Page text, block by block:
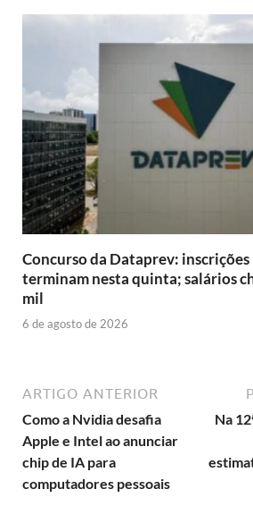
Concurso da Dataprev: inscrições
terminam nesta quinta; salários
mil
6 de agosto de 2026
ARTIGO ANTERIOR
Como a Nvidia desafia
Apple e Intel ao anunciar
chip de IA para
computadores pessoais
Na